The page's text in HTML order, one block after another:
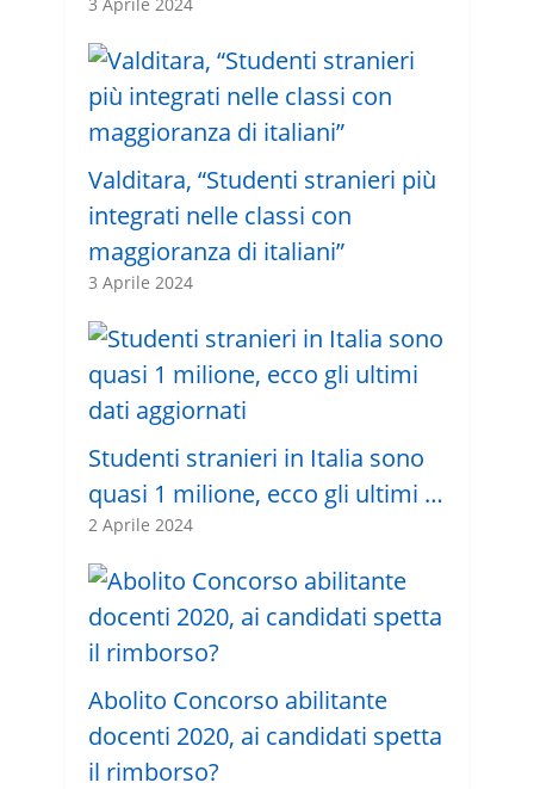
Valditara, “Studenti stranieri più
integrati nelle classi con
maggioranza di italiani”
3 Aprile 2024
Studenti stranieri in Italia sono
quasi 1 milione, ecco gli ultimi …
2 Aprile 2024
Abolito Concorso abilitante
docenti 2020, ai candidati spetta
il rimborso?